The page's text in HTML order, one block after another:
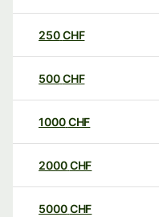
250CHF
500CHF
1000CHF
2000CHF
5000CHF